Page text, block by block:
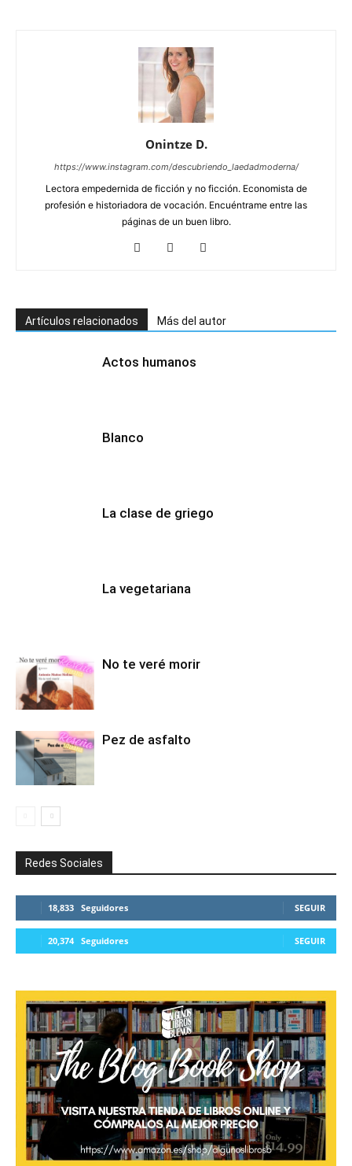
Onintze D.
https://www.instagram.com/descubriendo_laedadmoderna/
Lectora empedernida de ficción y no ficción. Economista de
profesión e historiadora de vocación. Encuéntrame entre las
páginas de un buen libro.
Artículos relacionados Más del autor
Actos humanos
Blanco
La clase de griego
La vegetariana
No te veré morir
Pez de asfalto
Redes Sociales
18,833 Seguidores SEGUIR
20,374 Seguidores SEGUIR